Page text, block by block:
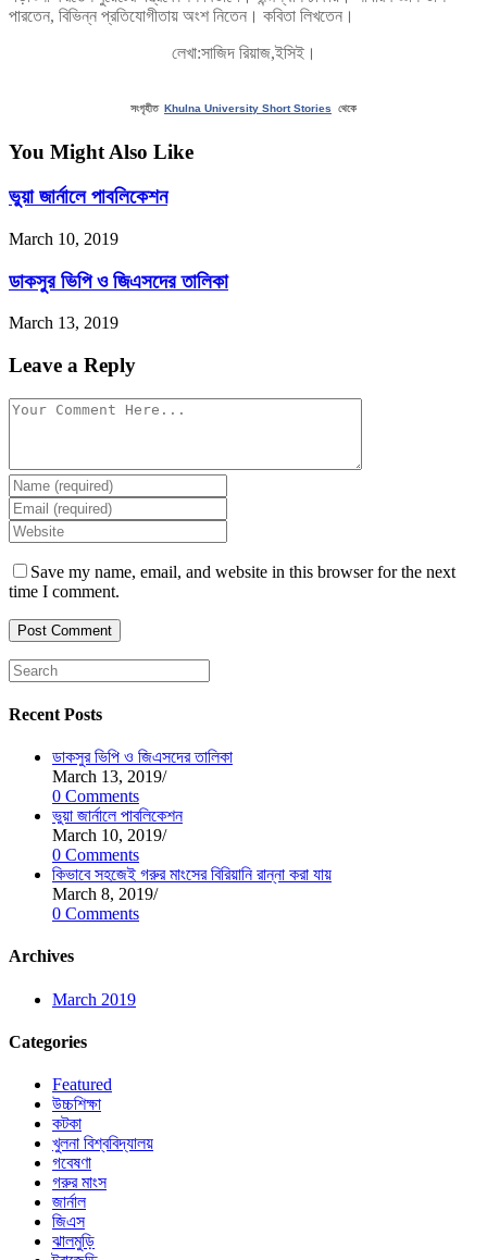
পারতেন, বিভিন্ন প্রতিযোগীতায় অংশ নিতেন। কবিতা লিখতেন।
লেখা:সাজিদ রিয়াজ,ইসিই।
সংগৃহীত Khulna University Short Stories থেকে
You Might Also Like
ভুয়া জার্নালে পাবলিকেশন
March 10, 2019
ডাকসুর ভিপি ও জিএসদের তালিকা
March 13, 2019
Leave a Reply
Save my name, email, and website in this browser for the next
time I comment.
Recent Posts
ডাকসুর ভিপি ও জিএসদের তালিকা
March 13, 2019/
0 Comments
ভুয়া জার্নালে পাবলিকেশন
March 10, 2019/
0 Comments
কিভাবে সহজেই গরুর মাংসের বিরিয়ানি রান্না করা যায়
March 8, 2019/
0 Comments
Archives
March 2019
Categories
Featured
উচ্চশিক্ষা
কটকা
খুলনা বিশ্ববিদ্যালয়
গবেষণা
গরুর মাংস
জার্নাল
জিএস
ঝালমুড়ি